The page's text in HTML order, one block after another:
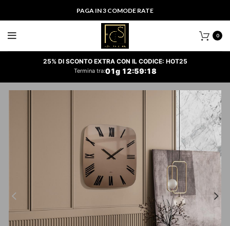
PAGA IN 3 COMODE RATE
0
25% DI SCONTO EXTRA CON IL CODICE: HOT25
Termina tra:01g 12:59:17